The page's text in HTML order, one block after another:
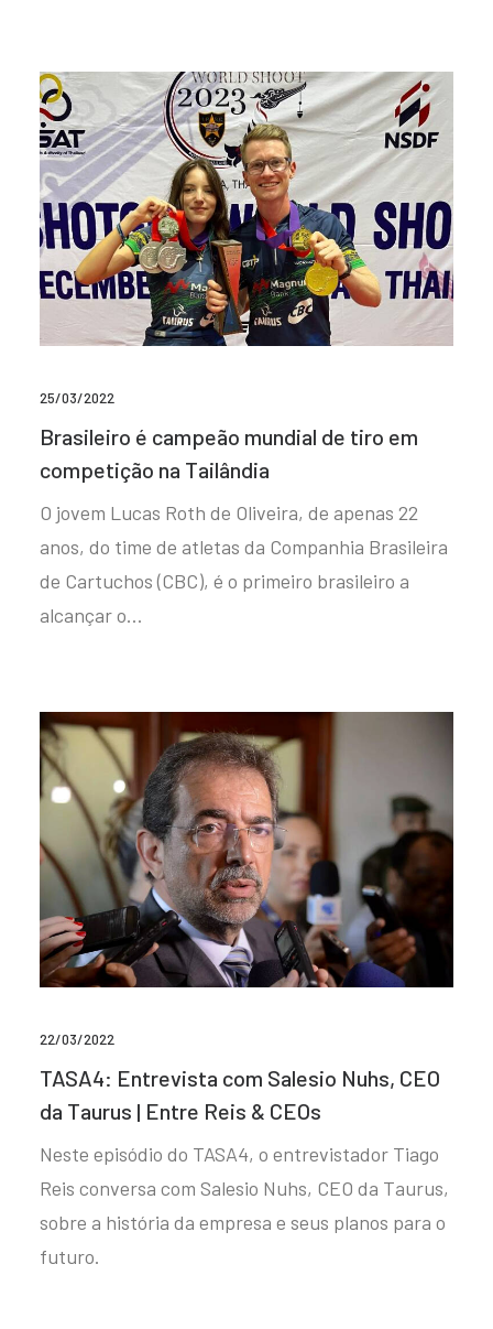
25/03/2022
Brasileiro é campeão mundial de tiro em
competição na Tailândia
O jovem Lucas Roth de Oliveira, de apenas 22
anos, do time de atletas da Companhia Brasileira
de Cartuchos (CBC), é o primeiro brasileiro a
alcançar o…
22/03/2022
TASA4: Entrevista com Salesio Nuhs, CEO
da Taurus | Entre Reis & CEOs
Neste episódio do TASA4, o entrevistador Tiago
Reis conversa com Salesio Nuhs, CEO da Taurus,
sobre a história da empresa e seus planos para o
futuro.